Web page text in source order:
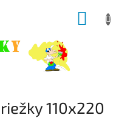
110x220